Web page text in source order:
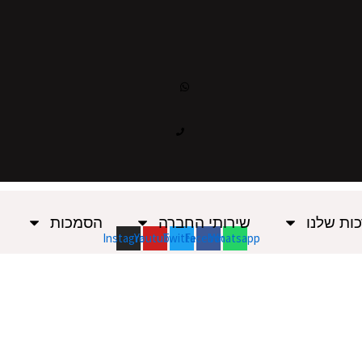
שלנו שירותי החברה הסמכות
Whatsapp
Facebook
Twitter
Youtube
Instagram